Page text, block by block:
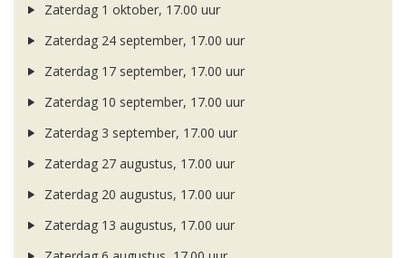
Zaterdag 1 oktober, 17.00 uur
Zaterdag 24 september, 17.00 uur
Zaterdag 17 september, 17.00 uur
Zaterdag 10 september, 17.00 uur
Zaterdag 3 september, 17.00 uur
Zaterdag 27 augustus, 17.00 uur
Zaterdag 20 augustus, 17.00 uur
Zaterdag 13 augustus, 17.00 uur